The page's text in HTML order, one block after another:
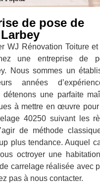
de pose de
WJ Rénovation Toiture
une entreprise de
Nous sommes un
années
détenons une parfaite
à mettre en œuvre
40250 suivant les
de méthode
plus tendance. Auquel
octroyer une
carrelage réalisée avec
pas à nous contacter.